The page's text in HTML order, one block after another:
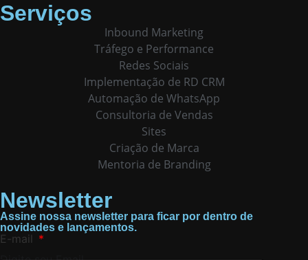
Serviços
Inbound Marketing
Tráfego e Performance
Redes Sociais
Implementação de RD CRM
Automação de WhatsApp
Consultoria de Vendas
Sites
Criação de Marca
Mentoria de Branding
Newsletter
Assine nossa newsletter para ficar por dentro de
novidades e lançamentos.
E-mail